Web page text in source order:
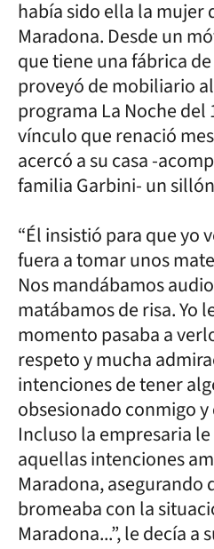
había sido ella la mujer
Maradona. Desde un
que tiene una fábrica
proveyó de mobiliario
programa La Noche del
vínculo que renació
acercó a su casa -
familia Garbini- un
“Él insistió para que yo
fuera a tomar unos
Nos mandábamos
matábamos de risa. Yo
momento pasaba a
respeto y mucha
intenciones de tener
obsesionado conmigo
Incluso la empresaria
aquellas intenciones
Maradona, asegurando
bromeaba con la
Maradona...”, le decía a